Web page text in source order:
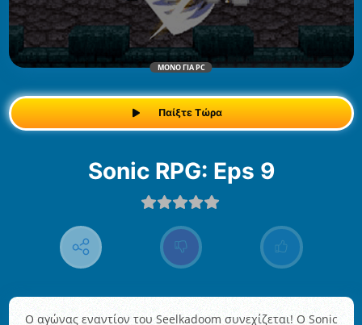
ΜΌΝΟ ΓΙΑ PC
Παίξτε Τώρα
Sonic RPG: Eps 9
Ο αγώνας εναντίον του Seelkadoom συνεχίζεται! Ο Sonic